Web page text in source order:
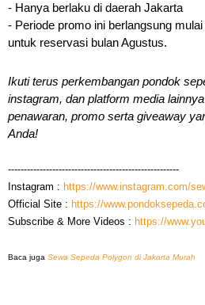
- Hanya berlaku di daerah Jakarta
- Periode promo ini berlangsung
untuk reservasi bulan Agustus.
Ikuti terus perkembangan pondok
instagram, dan platform media
penawaran, promo serta giveaway
Anda!
------------------------------------------------------
Instagram : https://www.instagram.com/
Official Site : https://
Subscribe & More Videos : https://
Baca juga Sewa Sepeda Polygon di Jakarta Murah